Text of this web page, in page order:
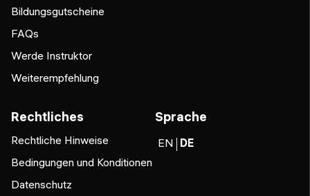
Bildungsgutscheine
FAQs
Werde Instruktor
Weiterempfehlung
Rechtliches
Rechtliche Hinweise
Bedingungen und Konditionen
Datenschutz
Sprache
EN DE